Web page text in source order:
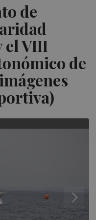
de
el VIII
de